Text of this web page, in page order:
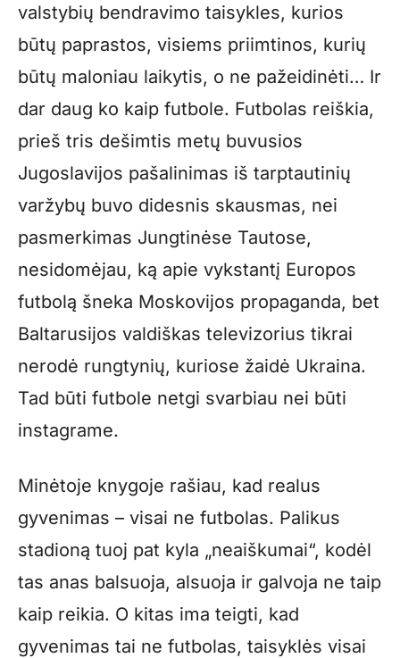
valstybių bendravimo taisykles, kurios
būtų paprastos, visiems priimtinos, kurių
būtų maloniau laikytis, o ne pažeidinėti… Ir
dar daug ko kaip futbole. Futbolas reiškia,
prieš tris dešimtis metų buvusios
Jugoslavijos pašalinimas iš tarptautinių
varžybų buvo didesnis skausmas, nei
pasmerkimas Jungtinėse Tautose,
nesidomėjau, ką apie vykstantį Europos
futbolą šneka Moskovijos propaganda, bet
Baltarusijos valdiškas televizorius tikrai
nerodė rungtynių, kuriose žaidė Ukraina.
Tad būti futbole netgi svarbiau nei būti
instagrame.
Minėtoje knygoje rašiau, kad realus
gyvenimas – visai ne futbolas. Palikus
stadioną tuoj pat kyla „neaiškumai“, kodėl
tas anas balsuoja, alsuoja ir galvoja ne taip
kaip reikia. O kitas ima teigti, kad
gyvenimas tai ne futbolas, taisyklės visai